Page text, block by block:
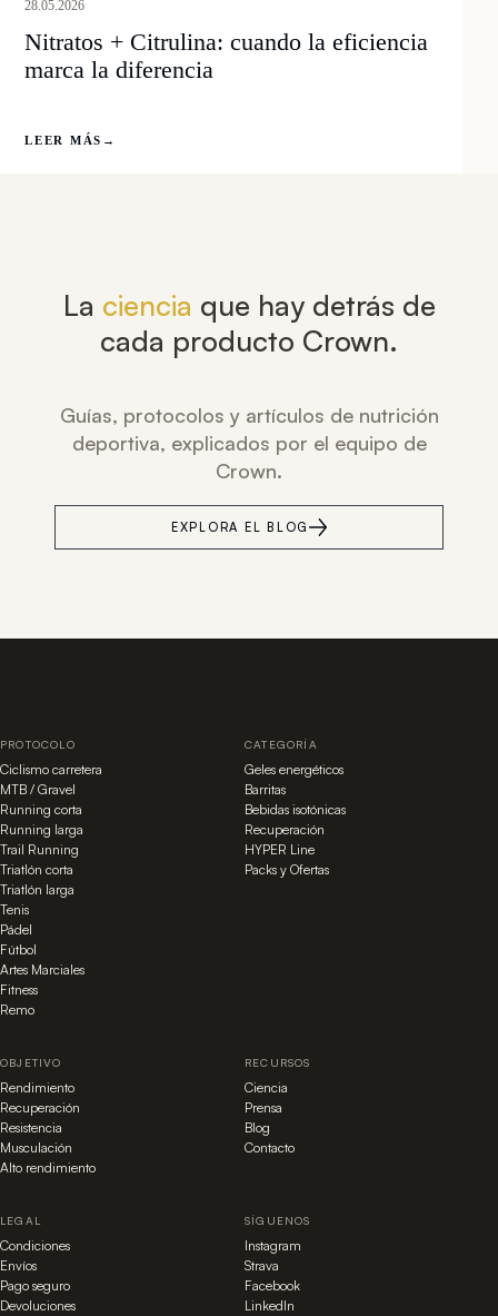
28.05.2026
Nitratos + Citrulina: cuando la eficiencia
marca la diferencia
LEER MÁS →
La ciencia que hay detrás de
cada producto Crown.
Guías, protocolos y artículos de nutrición
deportiva, explicados por el equipo de
Crown.
EXPLORA EL BLOG
PROTOCOLO
Ciclismo carretera
MTB / Gravel
Running corta
Running larga
Trail Running
Triatlón corta
Triatlón larga
Tenis
Pádel
Fútbol
Artes Marciales
Fitness
Remo
CATEGORÍA
Geles energéticos
Barritas
Bebidas isotónicas
Recuperación
HYPER Line
Packs y Ofertas
OBJETIVO
Rendimiento
Recuperación
Resistencia
Musculación
Alto rendimiento
RECURSOS
Ciencia
Prensa
Blog
Contacto
LEGAL
Condiciones
Envíos
Pago seguro
Devoluciones
SÍGUENOS
Instagram
Strava
Facebook
LinkedIn